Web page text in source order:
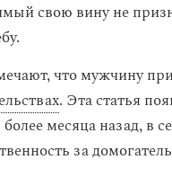
свою вину не
что мужчину
. Эта статья
более месяца назад, в
за